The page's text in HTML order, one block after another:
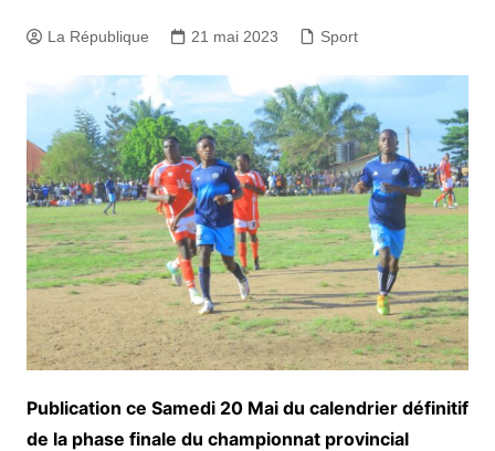
La République 21 mai 2023 Sport
Publication ce Samedi 20 Mai du calendrier définitif
de la phase finale du championnat provincial